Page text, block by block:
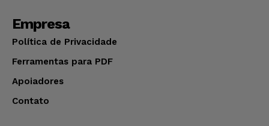
Empresa
Política de Privacidade
Ferramentas para PDF
Apoiadores
Contato